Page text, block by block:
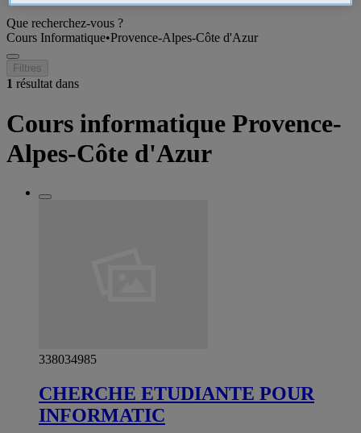
Que recherchez-vous ?
Cours Informatique•Provence-Alpes-Côte d'Azur
Filtres
1 résultat dans
Cours informatique Provence-
Alpes-Côte d'Azur
338034985
CHERCHE ETUDIANTE POUR
INFORMATIC